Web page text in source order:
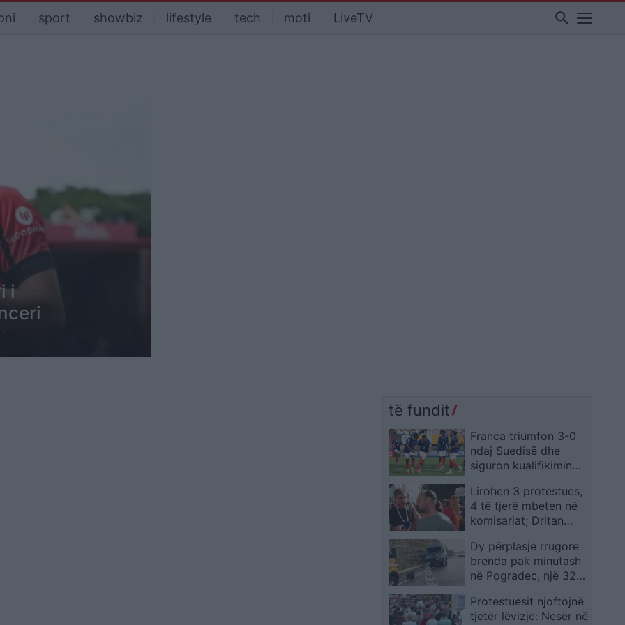
sport showbiz lifestyle tech moti LiveTV search
i
të fundit
Franca triumfon 3-0
ndaj Suedisë dhe
siguron kualifikimin
Lirohen 3 protestues,
4 të tjerë mbeten në
komisariat; Dritan
mes policisë dhe
qytetarëve, shoqërimi
i paligjshëm
Dy përplasje rrugore
brenda pak minutash
në Pogradec, një 32-
disa persona
plagosen
Protestuesit njoftojnë
tjetër lëvizje: Nesër në